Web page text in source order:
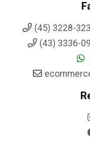
(45) 3228-
(43) 3336-